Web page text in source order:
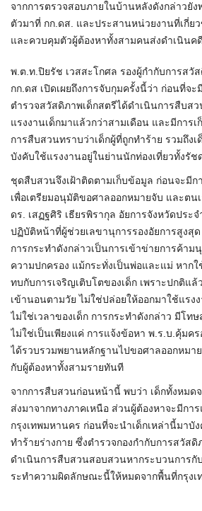
จากการตรวจสอบภายในบ้านหลังดังกล่าวยัง
ตัวมาที่ กก.ดส. และประสานหน่วยงานที่เกี่ยว
และควบคุมตัวผู้ต้องหาทั้งสามคนส่งดำเนิน
พ.ต.ท.ปิยรัช เวสสะโกศล รองผู้กำกับการสวั
กก.ดส เปิดเผยถึงการจับกุมครั้งนี้ว่า ก่อนที่จะ
ตำรวจสวัสดิภาพเด็กสตรีได้ดำเนินการสืบส
แรงงานเด็กมาแล้วกว่าสามเดือน และมีการเ
การสืบสวนทราบว่าเด็กผู้ที่ถูกทำร้าย รวมถึง
บังคับใช้แรงงานอยู่ในย่านนักท่องเที่ยวทั้งรัช
ชุดสืบสวนจึงเฝ้าติดตามเก็บข้อมูล ก่อนจะมี
เพื่อเตรียมอนุมัติขอศาลออกหมายจับ และตน
ดร. เสฏฐศิริ เธียรพิรากุล อัยการจังหวัดประ
ปฏิบัติหน้าที่ผู้ช่วยเลขานุการรองอัยการสูงสุ
การกระทำดังกล่าวเป็นการเข้าข่ายการค้าม
ความปกครอง แม้กระทั่งเป็นพ่อและแม่ หาก
ทบกับการเจริญเติบโตของเด็ก เพราะปกติแล้
เข้านอนตามวัย ไม่ใช่ปล่อยให้ออกมาใช้แรง
ไม่ใช่เวลาของเด็ก การกระทำดังกล่าว มีโท
ไม่ใช่เป็นเพียงแค่ การแจ้งข้อหา พ.ร.บ.คุ้มคร
ได้รวบรวมพยานหลักฐานไปขอศาลออกหมา
กับผู้ต้องหาทั้งสามรายทันที
จากการสืบสวนก่อนหน้านี้ พบว่า เด็กทั้งหมด
ส่งมาจากทางภาคเหนือ ส่วนผู้ต้องหาจะมีกา
กรุงเทพมหานคร ก่อนที่จะนำเด็กเหล่านี้มาบั
ทำร้ายร่างกาย ซึ่งตำรวจกองกำกับการสวัสดิ
ดำเนินการสืบสวนสอบสวนหากระบวนการกั
ระทำความผิดลักษณะนี้ให้หมดจากพื้นที่กรุงเ